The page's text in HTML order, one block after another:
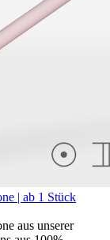
| ab 1 Stück
aus unserer